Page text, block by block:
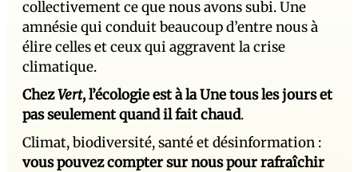
collectivement ce que nous avons subi. Une
amnésie qui conduit beaucoup d’entre nous à
élire celles et ceux qui aggravent la crise
climatique.
ChezVert, l’écologie est à la Une tous les jours et
pas seulement quand il fait chaud.
Climat, biodiversité, santé et désinformation :
vous pouvez compter sur nous pour rafraîchir